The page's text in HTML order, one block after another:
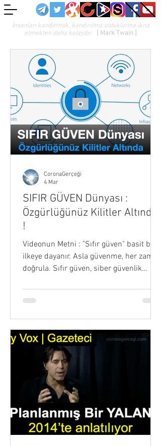
İnsanları kandırmak, kandırılmış olduklarına ikna
etmekten daha kolaydır.
[ Mark Twain ]
SIFIR GÜVEN Dünyası :
Özgürlüğünüz Kilitler Altında
!
Videonun Metni : "Sıfır güven" basit bir
ilkeye dayanır. Asla güvenme, her zaman
doğrula. Sıfır güven, siber güvenlik
güvenmiyoruz ve kim olduğunu her an,
yedi gün yirmi dört saat kanıtlamak
zorundasın. Yani bunu, otomatik izin
verilen bir anlayıştan, herkesin peşinen
reddedildiği bir düzene geçiş gibi
düşünebilirsiniz. Yarının dünyasında,
örneğin perakende sektöründe ‘sıfır
güven’ uygulandığında, her
CoronaGerçeği
4 Mar